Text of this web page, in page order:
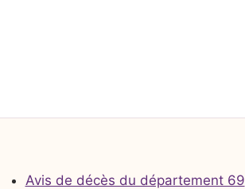
Avis de décès du département 69